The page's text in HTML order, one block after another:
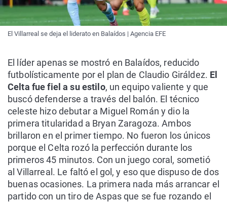
El Villarreal se deja el liderato en Balaídos | Agencia EFE
El líder apenas se mostró en Balaídos, reducido
futbolísticamente por el plan de Claudio Giráldez. El
Celta fue fiel a su estilo, un equipo valiente y que
buscó defenderse a través del balón. El técnico
celeste hizo debutar a Miguel Román y dio la
primera titularidad a Bryan Zaragoza. Ambos
brillaron en el primer tiempo. No fueron los únicos
porque el Celta rozó la perfección durante los
primeros 45 minutos. Con un juego coral, sometió
al Villarreal. Le faltó el gol, y eso que dispuso de dos
buenas ocasiones. La primera nada más arrancar el
partido con un tiro de Aspas que se fue rozando el